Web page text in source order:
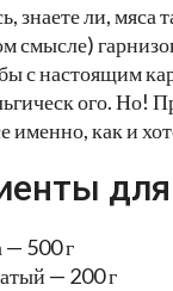
знаете ли,
смысле)
с настоящим
ого. Но!
именно, как и
для
— 500 г
— 200 г